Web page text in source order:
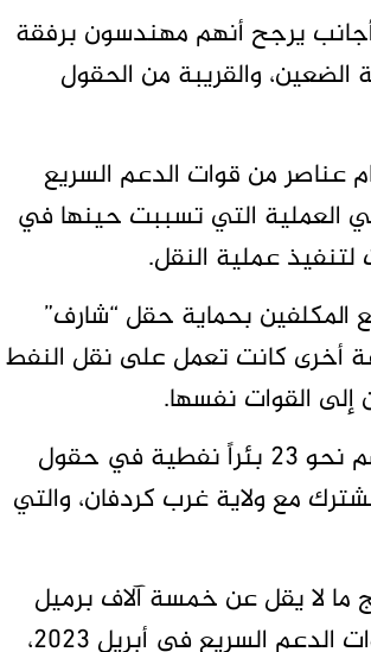
يرجح أنهم مهندسون برفقة
والقريبة من الحقول
قيام عناصر من قوات الدعم السريع
العملية التي تسببت حينها في
عملية النقل.
المكلفين بحماية حقل “شارف”
أخرى كانت تعمل على نقل النفط
إلى القوات نفسها.
وتسيطر قوات الدعم السريع على ولاية شرق دارفور التي تضم نحو 23 بئراً نفطية في حقول
مع ولاية غرب كردفان، والتي
ما لا يقل عن خمسة آلاف برميل
من النفط يومياً قبل اندلاع الحرب بين الجيش السوداني وقوات الدعم السريع في أبريل 2023،